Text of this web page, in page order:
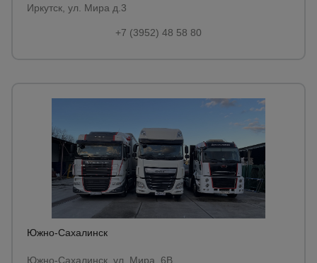
Иркутск, ул. Мира д.3
+7 (3952) 48 58 80
Южно-Сахалинск
Южно-Сахалинск, ул. Мира, 6B